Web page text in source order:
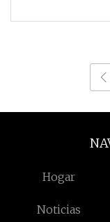
Hogar
Noticias